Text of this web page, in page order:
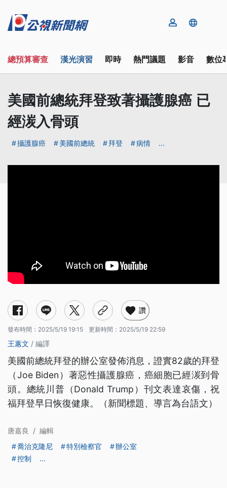
總預算審查 漢光演習 即時 熱門議題 影音 數位
美國前總統拜登致著攝護腺癌 已
經湠入骨頭
攝護腺癌 美國前總統 拜登 病情 ...
讚
發布時間： 2025/5/19 19:15 更新時間： 2025/5/19 22:59
王蕙文 / 編譯
美國前總統拜登的辦公室發佈消息，證實82歲的拜登
（Joe Biden）著惡性攝護腺癌，癌細胞已經湠到骨
頭。總統川普（Donald Trump）刊文表達哀傷，祝
福拜登早日恢復健康。（新聞標題、導言為台語文）
唐嘉良 / 編輯
喬治克隆尼
特別檢察官
辦公室
控制
...